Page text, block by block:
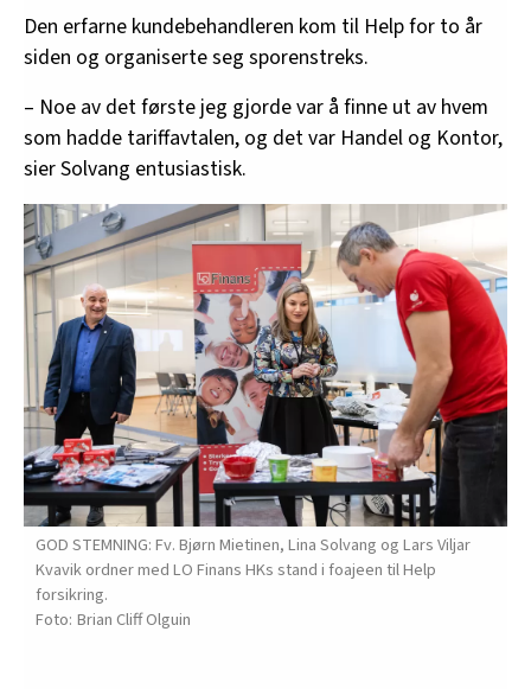
Den erfarne kundebehandleren kom til Help for to år
siden og organiserte seg sporenstreks.
– Noe av det første jeg gjorde var å finne ut av hvem
som hadde tariffavtalen, og det var Handel og Kontor,
sier Solvang entusiastisk.
GOD STEMNING: Fv. Bjørn Mietinen, Lina Solvang og Lars Viljar
Kvavik ordner med LO Finans HKs stand i foajeen til Help
forsikring.
Brian Cliff Olguin